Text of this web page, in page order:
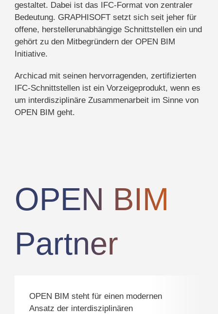
gestaltet. Dabei ist das IFC-Format von zentraler
Bedeutung. GRAPHISOFT setzt sich seit jeher für
offene, herstellerunabhängige Schnittstellen ein und
gehört zu den Mitbegründern der OPEN BIM
Initiative.
Archicad mit seinen hervorragenden, zertifizierten
IFC-Schnittstellen ist ein Vorzeigeprodukt, wenn es
um interdisziplinäre Zusammenarbeit im Sinne von
OPEN BIM geht.
OPEN BIM
Partner
OPEN BIM steht für einen modernen
Ansatz der interdisziplinären